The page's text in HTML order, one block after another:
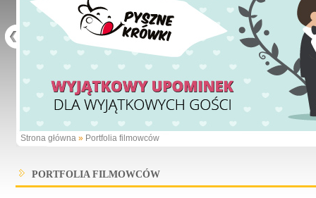
Strona główna » Portfolia filmowców
PORTFOLIA FILMOWCÓW